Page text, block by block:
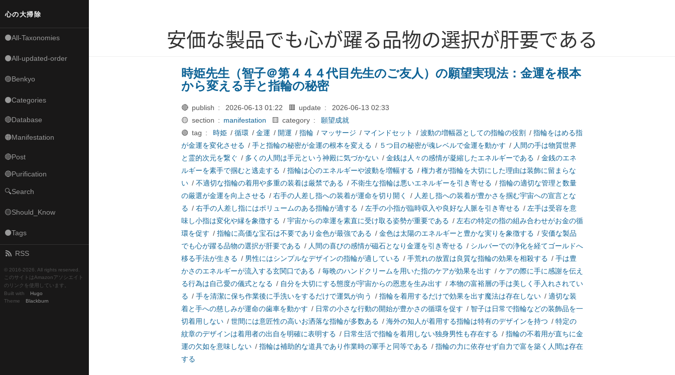
心の大掃除
⚫All-Taxonomies
⚫All-updated-order
🟣Benkyo
⚫Categories
🔴Database
🟠Manifestation
🔴Post
🔵Purification
🔍Search
🟡Should_Know
⚫Tags
RSS
© 2016-2026. All rights reserved.
このサイトはAmazonアソシエイト
のリンクを使用しています。
Built with
Hugo
Theme
Blackburn
安価な製品でも心が躍る品物の選択が肝要である
時姫先生（智子＠第４４４代目先生のご友人）の願望実現法：金運を根本
から変える手と指輪の秘密
🔴 publish : 2026-06-13 01:22 🟥 update :
2026-06-13 02:33
🟡 section : manifestation 🟨 category :
願望成就
🟢 tag :
時姫/ 循環/ 金運 / 開運 / 指輪 / マッサージ / マインドセット / 波動の増幅器としての指輪の役割 / 指輪をはめる指
が金運を変化させる / 手と指輪の秘密が金運の根本を変える / ５つ目の秘密が魂レベルで金運を動かす / 人間の手は物質世界
と霊的次元を繋ぐ / 多くの人間は手元という神殿に気づかない/ 金銭は人々の感情が凝縮したエネルギーである / 金銭のエネ
ルギーを素手で掴むと逃走する / 指輪は心のエネルギーや波動を増幅する / 権力者が指輪を大切にした理由は装飾に留まらな
い/ 不適切な指輪の着用や多重の装着は厳禁である / 不衛生な指輪は悪いエネルギーを引き寄せる / 指輪の適切な管理と数量
の厳選が金運を向上させる / 右手の人差し指への装着が運命を切り開く / 人差し指への装着が豊かさを掴む宇宙への宣言とな
る / 右手の人差し指にはボリュームのある指輪が適する / 左手の小指が臨時収入や良好な人脈を引き寄せる / 左手は受容を意
味し小指は変化や縁を象徴する / 宇宙からの幸運を素直に受け取る姿勢が重要である / 左右の特定の指の組み合わせがお金の循
環を促す / 指輪に高価な宝石は不要であり金色が最強である / 金色は太陽のエネルギーと豊かな実りを象徴する / 安価な製品
でも心が躍る品物の選択が肝要である / 人間の喜びの感情が磁石となり金運を引き寄せる / シルバーでの浄化を経てゴールドへ
移る手法が生きる / 男性にはシンプルなデザインの指輪が適している / 手荒れの放置は良質な指輪の効果を相殺する / 手は豊
かさのエネルギーが流入する玄関口である / 毎晩のハンドクリームを用いた指のケアが効果を出す / ケアの際に手に感謝を伝え
る行為は自己愛の儀式となる / 自分を大切にする態度が宇宙からの恩恵を生み出す / 本物の富裕層の手は美しく手入れされてい
る / 手を清潔に保ち作業後に手洗いをするだけで運気が向う / 指輪を着用するだけで効果を出す魔法は存在しない/ 適切な装
着と手への慈しみが運命の歯車を動かす / 日常の小さな行動の開始が豊かさの循環を促す / 智子は日常で指輪などの装飾品を一
切着用しない/ 世間には意匠性の高いお洒落な指輪が多数ある / 海外の知人が着用する指輪は特有のデザインを持つ / 特定の
紋章のデザインは着用者の出自を明確に表明する / 日常生活で指輪を着用しない独身男性も存在する / 指輪の不着用が直ちに金
運の欠如を意味しない/ 指輪は補助的な道具であり作業時の軍手と同等である / 指輪の力に依存せず自力で富を築く人間は存在
する